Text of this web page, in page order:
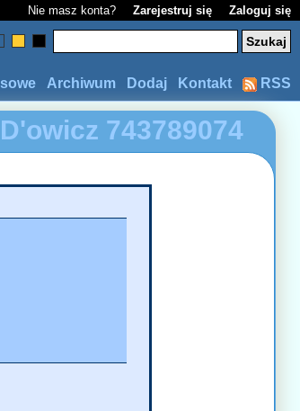
Nie masz konta? Zarejestruj się Zaloguj się
RSS
Kontakt
Dodaj
Archiwum
743789074